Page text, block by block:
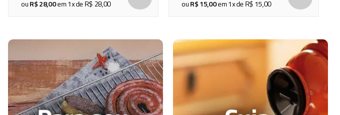
ouR$28,00em1x deR$ 28,00 ouR$15,00em1x deR$ 15,00